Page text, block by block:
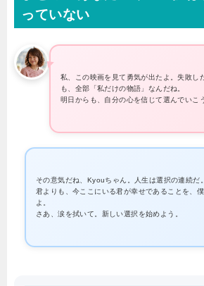
っていない
私、この映画を見て勇気が出たよ。失敗し
も、全部「私だけの物語」なんだね。
明日からも、自分の心を信じて選んでいこ
その意気だね、Kyouちゃん。人生は選択の連続だ
君よりも、今ここにいる君が幸せであることを、
よ。
さあ、涙を拭いて。新しい選択を始めよう。